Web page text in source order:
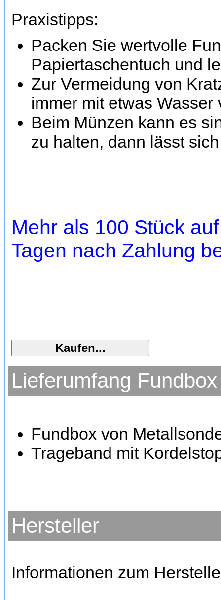
Praxistipps:
Packen Sie wertvolle
Papiertaschentuch und
Zur Vermeidung von
immer mit etwas
Beim Münzen kann es
zu halten, dann lässt
Mehr als 100 Stück
Tagen nach Zahlung
Lieferumfang
Fundbox von
Trageband mit
Hersteller
Informationen zum